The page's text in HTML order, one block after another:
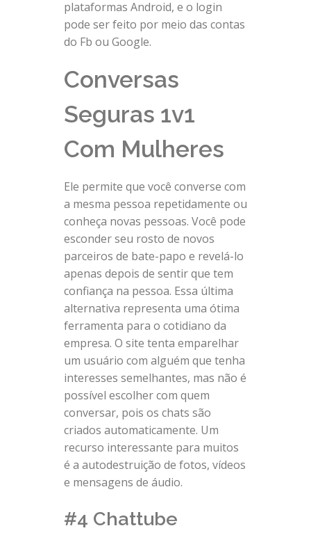
plataformas Android, e o login
pode ser feito por meio das contas
do Fb ou Google.
Conversas
Seguras 1v1
Com Mulheres
Ele permite que você converse com
a mesma pessoa repetidamente ou
conheça novas pessoas. Você pode
esconder seu rosto de novos
parceiros de bate-papo e revelá-lo
apenas depois de sentir que tem
confiança na pessoa. Essa última
alternativa representa uma ótima
ferramenta para o cotidiano da
empresa. O site tenta emparelhar
um usuário com alguém que tenha
interesses semelhantes, mas não é
possível escolher com quem
conversar, pois os chats são
criados automaticamente. Um
recurso interessante para muitos
é a autodestruição de fotos, vídeos
e mensagens de áudio.
#4 Chattube